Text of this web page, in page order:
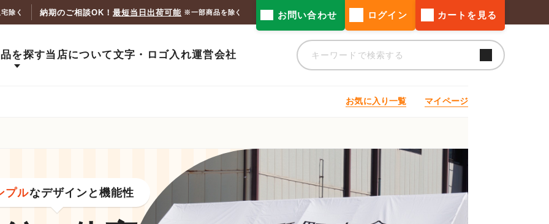
除く 納期のご相談OK！ 最短当日出荷可能 ※一部商品を除く お問い合わせ ログイン カートを見る
を探す当店について文字・ロゴ入れ運営会社
お気に入り一覧 マイページ
プルなデザインと機能性